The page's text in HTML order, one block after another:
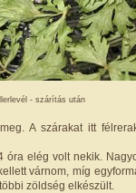
- szárítás után
A szárakat itt
óra elég volt nekik.
várnom, míg
zöldség elkészült.